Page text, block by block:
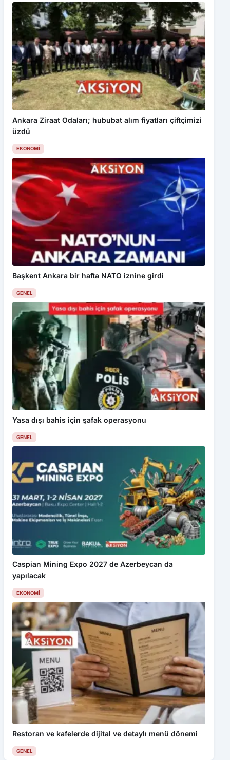
Ankara Ziraat Odaları; hububat alım fiyatları çiftçimizi
üzdü
EKONOMI
Başkent Ankara bir hafta NATO iznine girdi
GENEL
Yasa dışı bahis için şafak operasyonu
GENEL
Caspian Mining Expo 2027 de Azerbeycan da
yapılacak
EKONOMI
Restoran ve kafelerde dijital ve detaylı menü dönemi
GENEL